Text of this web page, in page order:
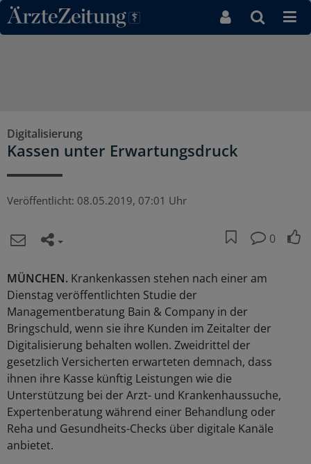
Direkt zum Inhaltsbereich
Digitalisierung
Kassen unter Erwartungsdruck
Veröffentlicht: 08.05.2019, 07:01 Uhr
0
MÜNCHEN. Krankenkassen stehen nach einer am
Dienstag veröffentlichten Studie der
Managementberatung Bain & Company in der
Bringschuld, wenn sie ihre Kunden im Zeitalter der
Digitalisierung behalten wollen. Zweidrittel der
gesetzlich Versicherten erwarteten demnach, dass
ihnen ihre Kasse künftig Leistungen wie die
Unterstützung bei der Arzt- und Krankenhaussuche,
Expertenberatung während einer Behandlung oder
Reha und Gesundheits-Checks über digitale Kanäle
anbietet.